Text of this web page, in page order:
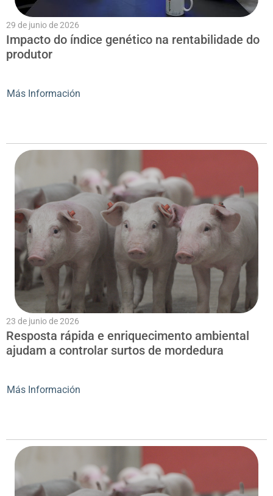
29 de junio de 2026
Impacto do índice genético na rentabilidade do
produtor
Más Información
23 de junio de 2026
Resposta rápida e enriquecimento ambiental
ajudam a controlar surtos de mordedura
Más Información